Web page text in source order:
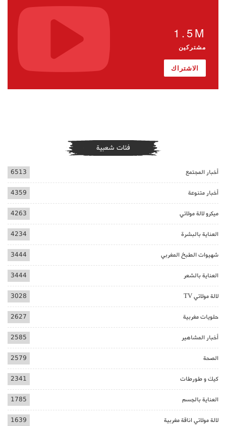
1.5M
مشتركين
الاشتراك
فئات شعبية
أخبار المجتمع 6513
أخبار متنوعة 4359
ميكرو لالة مولاتي 4263
العناية بالبشرة 4234
شهيوات الطبخ المغربي 3444
العناية بالشعر 3444
لالة مولاتي TV 3028
حلويات مغربية 2627
أخبار المشاهير 2585
الصحة 2579
كيك و طورطات 2341
العناية بالجسم 1785
لالة مولاتي اناقة مغربية 1639